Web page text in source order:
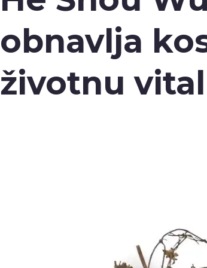
obnavlja
životnu